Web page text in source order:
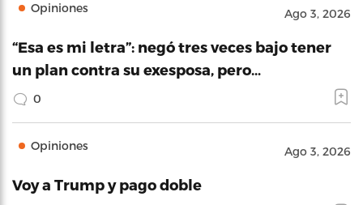
Opiniones Ago 3, 2026
“Esa es mi letra”: negó tres veces bajo tener
un plan contra su exesposa, pero…
0
Opiniones Ago 3, 2026
Voy a Trump y pago doble